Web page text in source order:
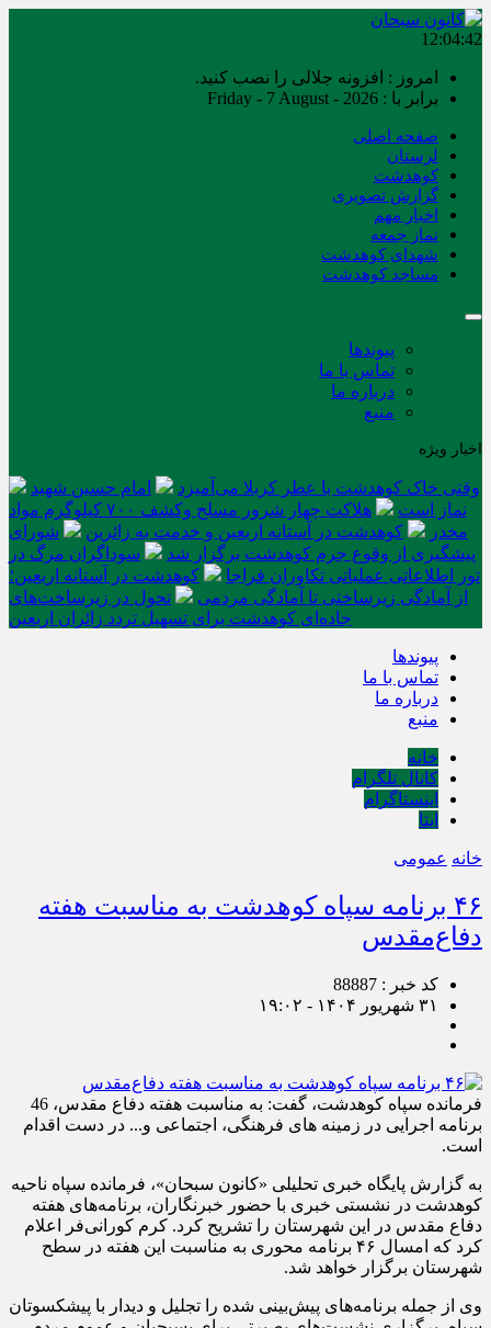
12:04:42
امروز : افزونه جلالی را نصب کنید.
برابر با : Friday - 7 August - 2026
صفحه اصلی
لرستان
کوهدشت
گزارش تصویری
اخبار مهم
نماز جمعه
شهدای کوهدشت
مساجد کوهدشت
پیوندها
تماس با ما
درباره ما
منبع
اخبار ویژه
وقتی خاک کوهدشت با عطر کربلا می‌آمیزد
امام حسین شهید
نماز است
هلاکت چهار شرور مسلح وکشف ۷۰۰ کیلوگرم مواد
مخدر
کوهدشت در آستانه اربعین و خدمت‌ به زائرین
شورای
پیشگیری از وقوع جرم کوهدشت برگزار شد
سوداگران مرگ در
تور اطلاعاتی عملیاتی تکاوران فراجا
کوهدشت در آستانه اربعین؛
از آمادگی زیرساختی تا آمادگی مردمی
تحول در زیرساخت‌های
جاده‌ای کوهدشت برای تسهیل تردد زائران اربعین
پیوندها
تماس با ما
درباره ما
منبع
خانه
کانال تلگرام
اینستاگرام
ایتا
خانه عمومی
۴۶ برنامه سپاه کوهدشت به مناسبت هفته
دفاع‌مقدس
کد خبر : 88887
۳۱ شهریور ۱۴۰۴ - ۱۹:۰۲
فرمانده سپاه کوهدشت، گفت: به مناسبت هفته دفاع مقدس، 46
برنامه اجرایی در زمینه های فرهنگی، اجتماعی و... در دست اقدام
است.
به گزارش پایگاه خبری تحلیلی «کانون سبحان»، فرمانده سپاه ناحیه
کوهدشت در نشستی خبری با حضور خبرنگاران، برنامه‌های هفته
دفاع مقدس در این شهرستان را تشریح کرد. کرم کورانی‌فر اعلام
کرد که امسال ۴۶ برنامه محوری به مناسبت این هفته در سطح
شهرستان برگزار خواهد شد.
وی از جمله برنامه‌های پیش‌بینی شده را تجلیل و دیدار با پیشکسوتان